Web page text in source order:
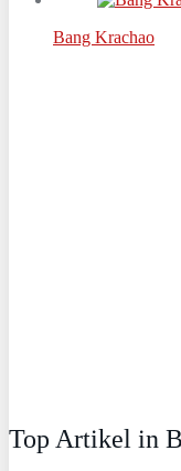
Bang Krachao
Top Artikel in